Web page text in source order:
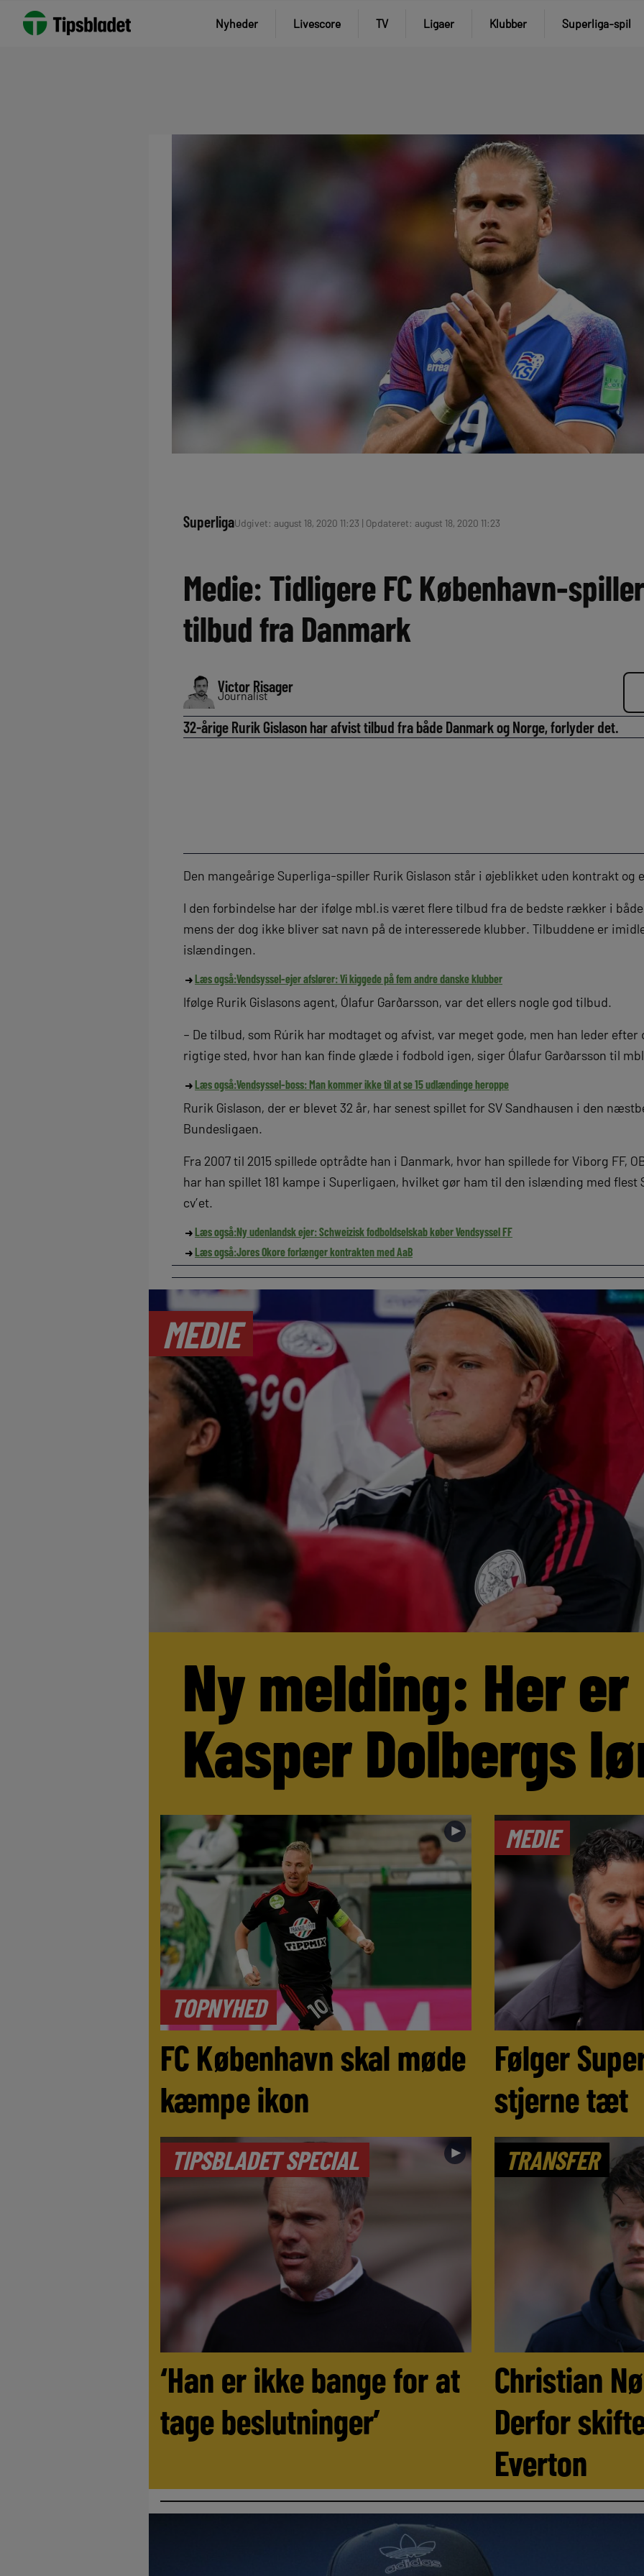
Nyheder Livescore TV Ligaer Klubber Superliga-spil
SuperligaUdgivet: august 18, 2020 11:23 | Opdateret: august 18, 2020 11:23
Medie: Tidligere FC København-
tilbud fra Danmark
Victor Risager
Journalist
32-årige Rurik Gislason har afvist tilbud fra både Danmark og Norge, forlyder det.
Den mangeårige Superliga-spiller Rurik Gislason står i øjeblikket uden kontrakt og
I den forbindelse har der ifølge mbl.is været flere tilbud fra de bedste rækker i både
mens der dog ikke bliver sat navn på de interesserede klubber. Tilbuddene er
islændingen.
Læs også:Vendsyssel-ejer afslører: Vi kiggede på fem andre danske klubber
Ifølge Rurik Gislasons agent, Ólaf­ur Garðars­son, var det ellers nogle god tilbud.
– De tilbud, som Rúrik har modtaget og afvist, var meget gode, men han leder
rigtige sted, hvor han kan finde glæde i fodbold igen, siger Ólaf­ur Garðars­son til
Læs også:Vendsyssel-boss: Man kommer ikke til at se 15 udlændinge heroppe
Rurik Gislason, der er blevet 32 år, har senest spillet for SV Sandhausen i den
Bundesligaen.
Fra 2007 til 2015 spillede optrådte han i Danmark, hvor han spillede for Viborg FF,
har han spillet 181 kampe i Superligaen, hvilket gør ham til den islænding med flest
cv’et.
Læs også:Ny udenlandsk ejer: Schweizisk fodboldselskab køber Vendsyssel FF
Læs også:Jores Okore forlænger kontrakten med AaB
MEDIE
Ny melding: Her er
Kasper Dolbergs
TOPNYHED
►
FC København skal møde
kæmpe ikon
MEDIE
Følger
stjerne tæt
TIPSBLADET SPECIAL ►
‘Han er ikke bange for at
tage beslutninger’
TRANSFER
Christian
Derfor
Everton